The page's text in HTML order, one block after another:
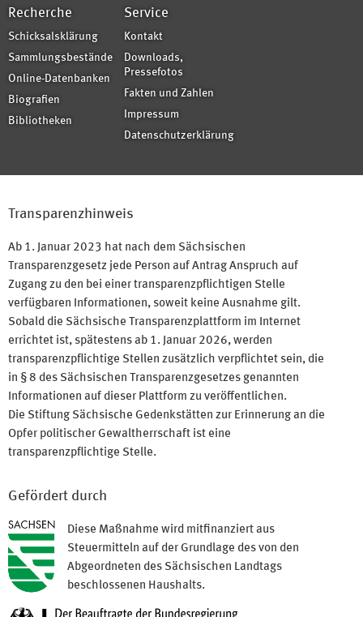
Recherche
Schicksalsklärung
Sammlungsbestände
Online-Datenbanken
Biografien
Bibliotheken
Service
Kontakt
Downloads,
Pressefotos
Fakten und Zahlen
Impressum
Datenschutzerklärung
Transparenzhinweis
Ab 1. Januar 2023 hat nach dem Sächsischen
Transparenzgesetz jede Person auf Antrag Anspruch auf
Zugang zu den bei einer transparenzpflichtigen Stelle
verfügbaren Informationen, soweit keine Ausnahme gilt.
Sobald die Sächsische Transparenzplattform im Internet
errichtet ist, spätestens ab 1. Januar 2026, werden
transparenzpflichtige Stellen zusätzlich verpflichtet sein, die
in § 8 des Sächsischen Transparenzgesetzes genannten
Informationen auf dieser Plattform zu veröffentlichen.
Die Stiftung Sächsische Gedenkstätten zur Erinnerung an die
Opfer politischer Gewaltherrschaft ist eine
transparenzpflichtige Stelle.
Gefördert durch
Diese Maßnahme wird mitfinanziert aus
Steuermitteln auf der Grundlage des von den
Abgeordneten des Sächsischen Landtags
beschlossenen Haushalts.